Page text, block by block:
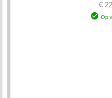
€
Op